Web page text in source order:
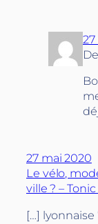
27 mai 2020
Le vélo,
ville ? –
[…] lyonnaise